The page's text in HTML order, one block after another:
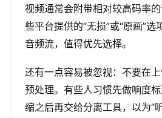
视频通常会附带相对较高码率
些平台提供的“无损”或“原画”
音频流，值得优先选择。
还有一点容易被忽视：不要在
预处理。有些人习惯先做响度
缩之后再交给分离工具，以为“